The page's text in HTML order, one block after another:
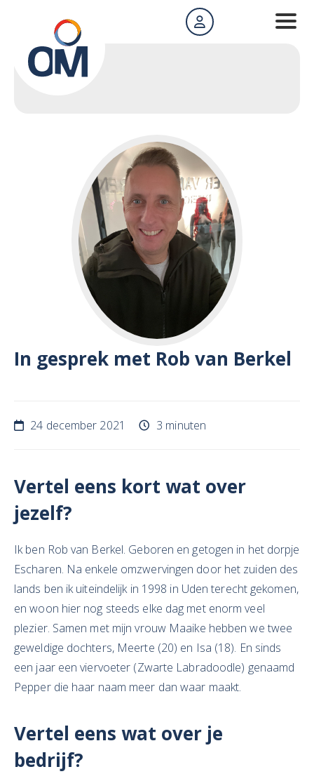
In gesprek met Rob van Berkel
24 december 2021 3 minuten
Vertel eens kort wat over
jezelf?
Ik ben Rob van Berkel. Geboren en getogen in het dorpje
Escharen. Na enkele omzwervingen door het zuiden des
lands ben ik uiteindelijk in 1998 in Uden terecht gekomen,
en woon hier nog steeds elke dag met enorm veel
plezier. Samen met mijn vrouw Maaike hebben we twee
geweldige dochters, Meerte (20) en Isa (18). En sinds
een jaar een viervoeter (Zwarte Labradoodle) genaamd
Pepper die haar naam meer dan waar maakt.
Vertel eens wat over je
bedrijf?